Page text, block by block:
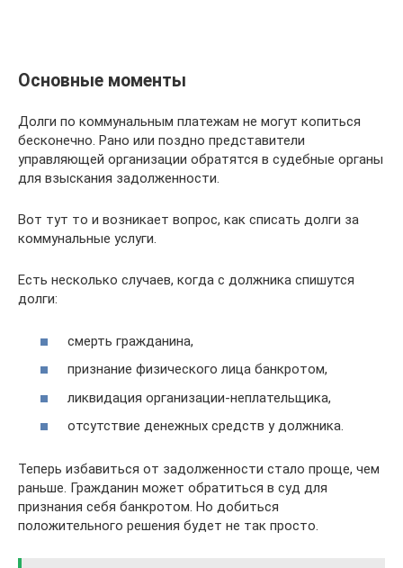
Основные моменты
Долги по коммунальным платежам не могут копиться
бесконечно. Рано или поздно представители
управляющей организации обратятся в судебные органы
для взыскания задолженности.
Вот тут то и возникает вопрос, как списать долги за
коммунальные услуги.
Есть несколько случаев, когда с должника спишутся
долги:
смерть гражданина,
признание физического лица банкротом,
ликвидация организации-неплательщика,
отсутствие денежных средств у должника.
Теперь избавиться от задолженности стало проще, чем
раньше. Гражданин может обратиться в суд для
признания себя банкротом. Но добиться
положительного решения будет не так просто.